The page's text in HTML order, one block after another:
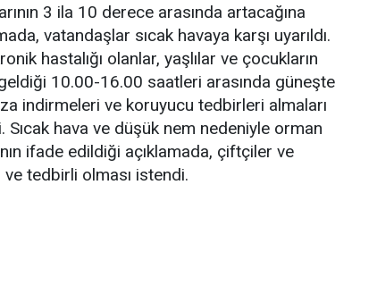
3 ila 10 derece arasında artacağına
vatandaşlar sıcak havaya karşı uyarıldı.
hastalığı olanlar, yaşlılar ve çocukların
geldiği 10.00-16.00 saatleri arasında güneşte
indirmeleri ve koruyucu tedbirleri almaları
hava ve düşük nem nedeniyle orman
ifade edildiği açıklamada, çiftçiler ve
ve tedbirli olması istendi.